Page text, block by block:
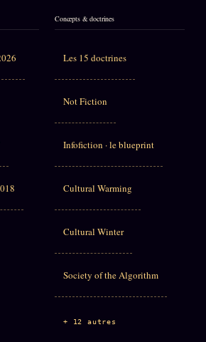
Concepts & doctrines
Les 15 doctrines
Not Fiction
Infofiction · le blueprint
Cultural Warming
Cultural Winter
Society of the Algorithm
+ 12 autres